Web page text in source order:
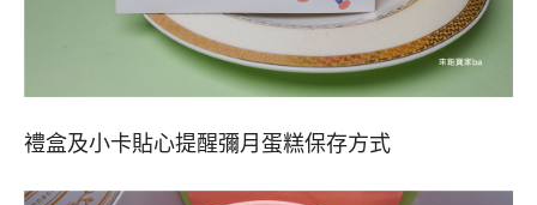
禮盒及小卡貼心提醒彌月蛋糕保存方式